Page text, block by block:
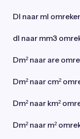
Dl naar ml
dl naar mm3
Dm² naar are
Dm² naar cm²
Dm² naar km²
Dm² naar m²